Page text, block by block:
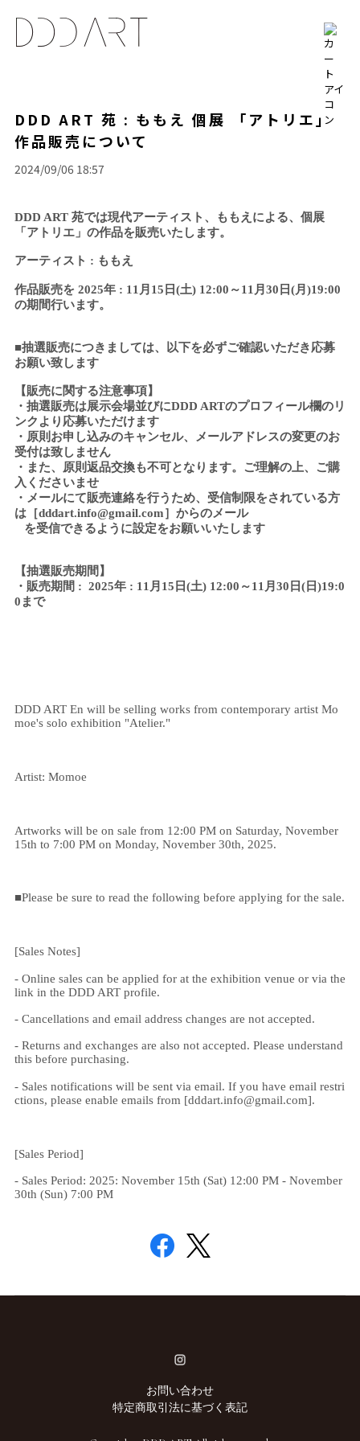
DDD ART 苑 : ももえ 個展 「アトリエ」
作品販売について
2024/09/06 18:57
DDD ART 苑では現代アーティスト、ももえによる、個展
「アトリエ」の作品を販売いたします。
アーティスト : ももえ
作品販売を 2025年 : 11月15日(土) 12:00～11月30日(月)19:00
の期間行います。
■抽選販売につきましては、以下を必ずご確認いただき応募
お願い致します
【販売に関する注意事項】
・抽選販売は展示会場並びにDDD ARTのプロフィール欄のリ
ンクより応募いただけます
・原則お申し込みのキャンセル、メールアドレスの変更のお
受付は致しません
・また、原則返品交換も不可となります。ご理解の上、ご購
入くださいませ
・メールにて販売連絡を行うため、受信制限をされている方
は［dddart.info@gmail.com］からのメール
を受信できるように設定をお願いいたします
【抽選販売期間】
・販売期間 : 2025年 : 11月15日(土) 12:00～11月30日(日)19:0
0まで
DDD ART En will be selling works from contemporary artist Mo
moe's solo exhibition "Atelier."
Artist: Momoe
Artworks will be on sale from 12:00 PM on Saturday, November
15th to 7:00 PM on Monday, November 30th, 2025.
■Please be sure to read the following before applying for the sale.
[Sales Notes]
- Online sales can be applied for at the exhibition venue or via the
link in the DDD ART profile.
- Cancellations and email address changes are not accepted.
- Returns and exchanges are also not accepted. Please understand
this before purchasing.
- Sales notifications will be sent via email. If you have email restri
ctions, please enable emails from [dddart.info@gmail.com].
[Sales Period]
- Sales Period: 2025: November 15th (Sat) 12:00 PM - November
30th (Sun) 7:00 PM
お問い合わせ
特定商取引法に基づく表記